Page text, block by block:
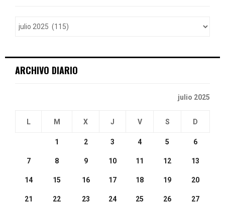
ARCHIVO DIARIO
julio 2025
L M X J V S D
1 2 3 4 5 6
7 8 9 10 11 12 13
14 15 16 17 18 19 20
21 22 23 24 25 26 27